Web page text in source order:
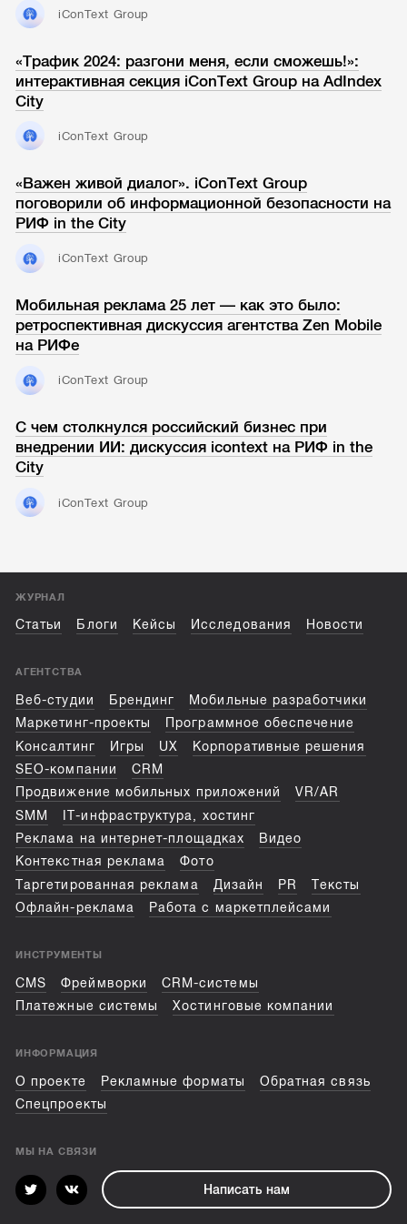
iConText Group
«Трафик 2024: разгони меня, если сможешь!»:
интерактивная секция iConText Group на AdIndex
City
iConText Group
«Важен живой диалог». iConText Group
поговорили об информационной безопасности на
РИФ in the City
iConText Group
Мобильная реклама 25 лет — как это было:
ретроспективная дискуссия агентства Zen Mobile
на РИФе
iConText Group
С чем столкнулся российский бизнес при
внедрении ИИ: дискуссия icontext на РИФ in the
City
iConText Group
ЖУРНАЛ
Статьи Блоги Кейсы Исследования Новости
АГЕНТСТВА
Веб-студии Брендинг
Мобильные разработчики
Маркетинг-проекты
Программное обеспечение
Консалтинг
Игры UX
Корпоративные решения
SEO-компании
CRM
Продвижение мобильных приложений
VR/AR
SMM
IT-инфраструктура, хостинг
Реклама на интернет-площадках
Видео
Контекстная реклама
Фото
Таргетированная реклама
Дизайн PR
Тексты
Офлайн-реклама
Работа с маркетплейсами
ИНСТРУМЕНТЫ
CMS Фреймворки
CRM-системы
Платежные системы
Хостинговые компании
ИНФОРМАЦИЯ
О проекте Рекламные форматы
Обратная связь
Спецпроекты
МЫ НА СВЯЗИ
Написать нам